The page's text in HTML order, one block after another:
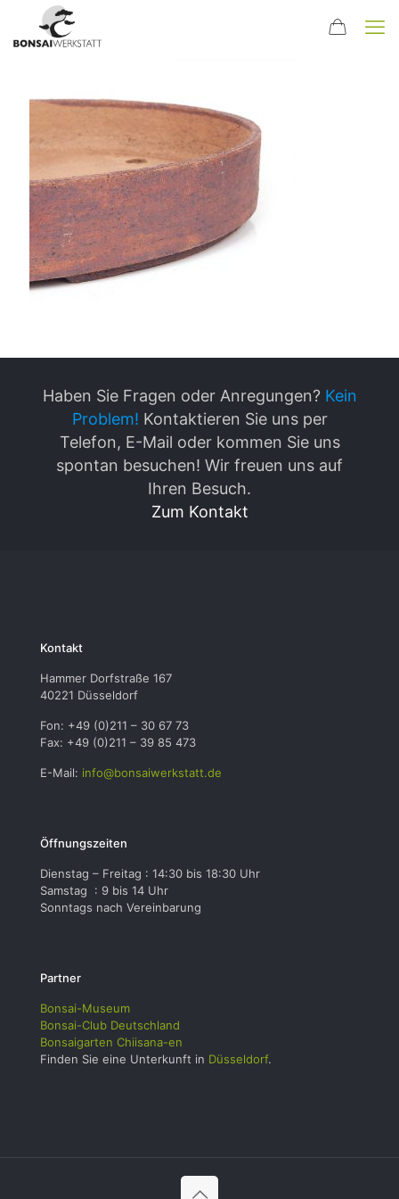
Haben Sie Fragen oder Anregungen? Kein
Problem! Kontaktieren Sie uns per
Telefon, E-Mail oder kommen Sie uns
spontan besuchen! Wir freuen uns auf
Ihren Besuch.
Zum Kontakt
Kontakt
Hammer Dorfstraße 167
40221 Düsseldorf
Fon: +49 (0)211 – 30 67 73
Fax: +49 (0)211 – 39 85 473
E-Mail: info@bonsaiwerkstatt.de
Öffnungszeiten
Dienstag – Freitag : 14:30 bis 18:30 Uhr
Samstag : 9 bis 14 Uhr
Sonntags nach Vereinbarung
Partner
Bonsai-Museum
Bonsai-Club Deutschland
Bonsaigarten Chiisana-en
Finden Sie eine Unterkunft in Düsseldorf.